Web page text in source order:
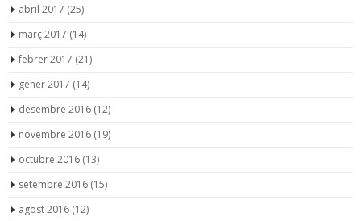
abril 2017 (25)
març 2017 (14)
febrer 2017 (21)
gener 2017 (14)
desembre 2016 (12)
novembre 2016 (19)
octubre 2016 (13)
setembre 2016 (15)
agost 2016 (12)